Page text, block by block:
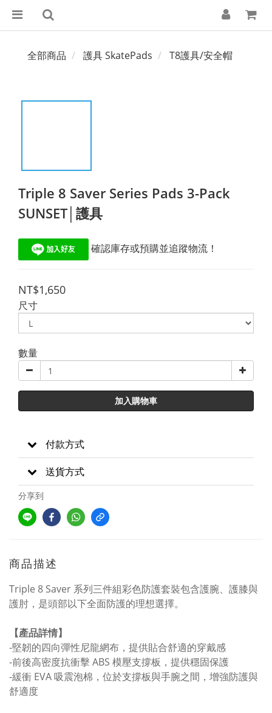
全部商品 護具 SkatePads T8護具/安全帽
Triple 8 Saver Series Pads 3-Pack
SUNSET│護具
確認庫存或預購並追蹤物流！
NT$1,650
尺寸
數量
加入購物車
付款方式
送貨方式
分享到
商品描述
Triple 8 Saver 系列三件組彩色防護套裝包含護腕、護膝與
護肘，是頭部以下全面防護的理想選擇。
【產品詳情】
-堅韌的四向彈性尼龍網布，提供貼合舒適的穿戴感
-前後高密度抗衝擊 ABS 模壓支撐板，提供穩固保護
-緩衝 EVA 吸震泡棉，位於支撐板與手腕之間，增強防護與
舒適度